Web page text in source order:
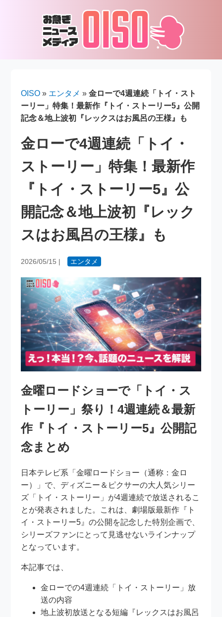
OISO » エンタメ »金ローで4週連続「トイ・スト
ーリー」特集！最新作『トイ・ストーリー5』公開
記念＆地上波初『レックスはお風呂の王様』も
金ローで4週連続「トイ・
ストーリー」特集！最新作
『トイ・ストーリー5』公
開記念＆地上波初『レック
スはお風呂の王様』も
2026/05/15 | エンタメ
金曜ロードショーで「トイ・ス
トーリー」祭り！4週連続＆最新
作『トイ・ストーリー5』公開記
念まとめ
日本テレビ系「金曜ロードショー（通称：金ロ
ー）」で、ディズニー＆ピクサーの大人気シリー
ズ「トイ・ストーリー」が4週連続で放送されるこ
とが発表されました。これは、劇場版最新作『ト
イ・ストーリー5』の公開を記念した特別企画で、
シリーズファンにとって見逃せないラインナップ
となっています。
本記事では、
金ローでの4週連続「トイ・ストーリー」放
送の内容
地上波初放送となる短編『レックスはお風呂